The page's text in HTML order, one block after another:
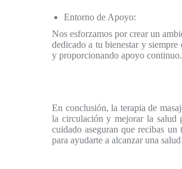
Entorno de Apoyo:
Nos esforzamos por crear un
dedicado a tu bienestar y
y proporcionando apoyo continuo.
En conclusión, la terapia de
la circulación y mejorar la salud
cuidado aseguran que recibas
para ayudarte a alcanzar una